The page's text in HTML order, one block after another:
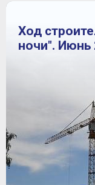
Ход
ночи". Июнь